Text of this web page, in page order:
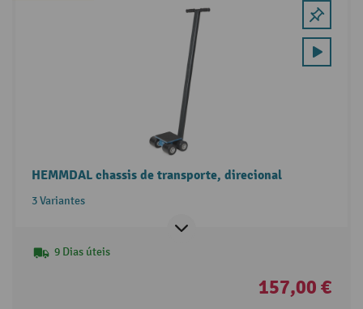
HEMMDAL chassis de transporte, direcional
3 Variantes
9 Dias úteis
157,00 €